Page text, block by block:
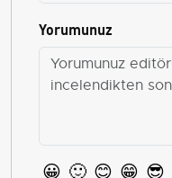
Yorumunuz
😀 🙂 😊 😁 😎